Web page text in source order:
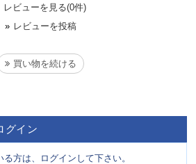
レビューを見る(0件)
» レビューを投稿
買い物を続ける
グイン
方は、ログインして下さい。